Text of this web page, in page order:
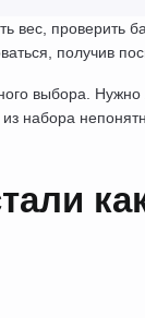
вес, проверить
получив
выбора. Нужно
из набора